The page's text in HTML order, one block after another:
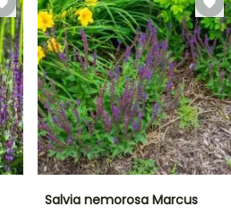
Salvia nemorosa Marcus